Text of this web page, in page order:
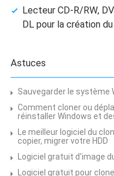
Lecteur CD-R/RW,
DL pour la création
Astuces
Sauvegarder le système
Comment cloner ou
réinstaller Windows et
Le meilleur logiciel du
copier, migrer votre HDD
Logiciel gratuit d'image
Logiciel gratuit pour